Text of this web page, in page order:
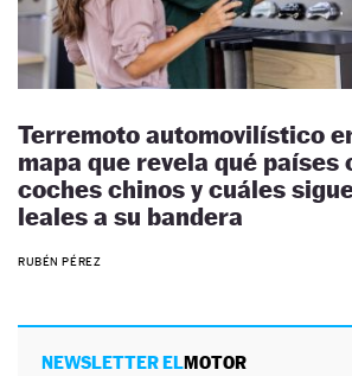
Terremoto automovilístico
mapa que revela qué países
coches chinos y cuáles
leales a su bandera
RUBÉN PÉREZ
NEWSLETTER ELMOTOR